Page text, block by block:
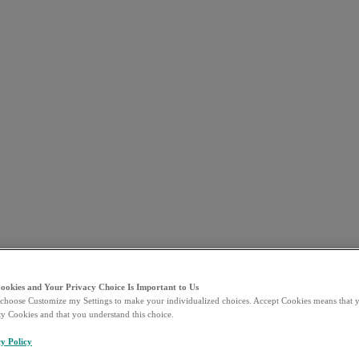
and Your Privacy Choice Is Important to Us
Customize my Settings to make your individualized choices. Accept Cookies means that
Cookies and that you understand this choice.
Policy